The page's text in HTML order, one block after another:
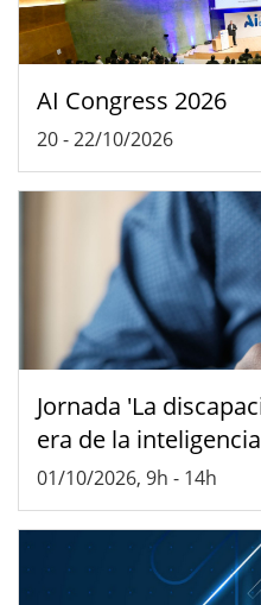
AI Congress 2026
20-22/10/2026
Jornada 'La
era de la
01/10/2026, 9h - 14h